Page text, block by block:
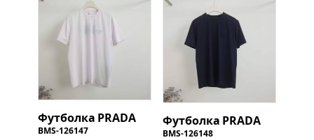
Футболка PRADA
BMS-126147
Футболка PRADA
BMS-126148